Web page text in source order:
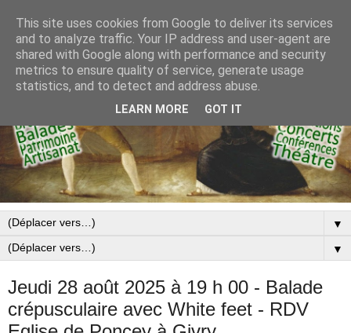
▼
▼
Jeudi 28 août 2025 à 19 h 00 - Balade
crépusculaire avec White feet - RDV
This site uses cookies from Google to deliver its services
and to analyze traffic. Your IP address and user-agent are
shared with Google along with performance and security
metrics to ensure quality of service, generate usage
statistics, and to detect and address abuse.
LEARN MORE GOT IT